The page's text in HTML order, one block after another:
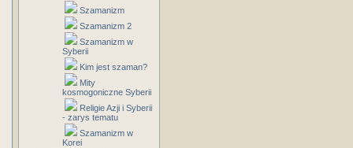
Szamanizm
Szamanizm 2
Szamanizm w
Syberii
Kim jest szaman?
Mity
kosmogoniczne Syberii
Religie Azji i Syberii
- zarys tematu
Szamanizm w
Korei